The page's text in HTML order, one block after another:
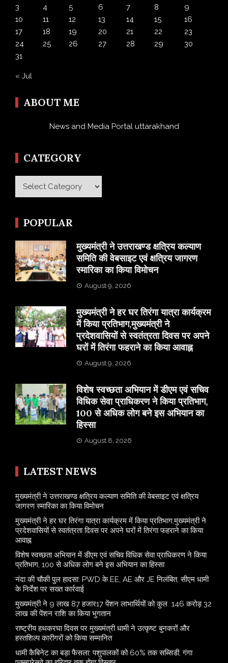
3
4 5 6 7 8
9
10
11 12 13 14 15
16
17
18 19 20 21 22
23
24
25 26 27 28 29
30
31
« Jul
ABOUT ME
News and Media Portal uttarakhand
CATEGORY
Category
POPULAR
मुख्यमंत्री ने उत्तराखण्ड क्षत्रिय कल्याण
समिति की वेबसाइट एवं क्षत्रिय जागरण
स्मारिका का किया विमोचन
August 9, 2026
मुख्यमंत्री ने हर घर तिरंगा यात्रा कार्यक्रम
में किया प्रतिभाग,मुख्यमंत्री ने
प्रदेशवासियों से स्वतंत्रता दिवस पर अपने
घरों में तिरंगा फहराने का किया आवाह्न
August 9, 2026
विशेष स्वच्छता अभियान में डीएम एवं सचिव
विधिक सेवा प्राधिकरण ने किया प्रतिभाग,
100 से अधिक लोग बने इस अभियान का
हिस्सा
August 8, 2026
LATEST NEWS
मुख्यमंत्री ने उत्तराखण्ड क्षत्रिय कल्याण समिति की वेबसाइट एवं क्षत्रिय
जागरण स्मारिका का किया विमोचन
मुख्यमंत्री ने हर घर तिरंगा यात्रा कार्यक्रम में किया प्रतिभाग,मुख्यमंत्री ने
प्रदेशवासियों से स्वतंत्रता दिवस पर अपने घरों में तिरंगा फहराने का किया
आवाह्न
विशेष स्वच्छता अभियान में डीएम एवं सचिव विधिक सेवा प्राधिकरण ने किया
प्रतिभाग, 100 से अधिक लोग बने इस अभियान का हिस्सा
नंदा की चौकी पुल हादसा: PWD के EE, AE और JE निलंबित, सीएम धामी
के निर्देश पर सख्त कार्रवाई
मुख्यमंत्री ने 9 लाख 87 हजार17 पेंशन लाभार्थियों को कुल 146 करोड़ 32
लाख की पेंशन राशि का किया भुगतान
राष्ट्रीय हथकरघा दिवस पर मुख्यमंत्री धामी ने उत्कृष्ट बुनकरों और
हस्तशिल्प कारीगरों को किया सम्मानित
​धामी कैबिनेट का बड़ा फैसला: पशुपालकों को 60% तक सब्सिडी, गंगा